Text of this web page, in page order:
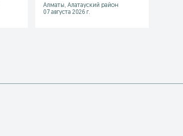
Алматы, Алатауский район
07 августа 2026 г.